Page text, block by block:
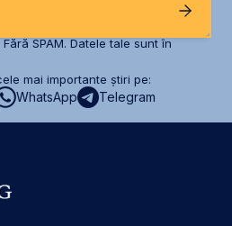
SPAM. Datele tale sunt în
mai importante știri pe:
WhatsApp Telegram